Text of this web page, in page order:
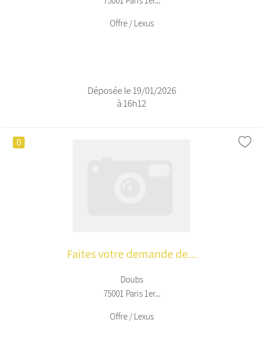
Offre / Lexus
Déposée le 19/01/2026
à 16h12
0
Faites votre demande de...
Doubs
75001 Paris 1er...
Offre / Lexus